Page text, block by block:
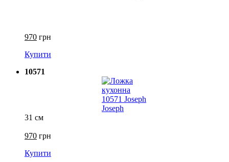
970 грн
Купити
10571
31 см
970 грн
Купити